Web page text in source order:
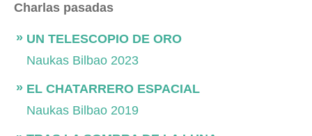
Charlas pasadas
UN TELESCOPIO DE ORO
Naukas Bilbao 2023
EL CHATARRERO ESPACIAL
Naukas Bilbao 2019